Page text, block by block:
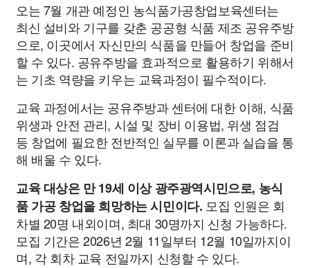
오는 7월 개관 예정인 농식품가공창업보육센터는
최신 설비와 기구를 갖춘 공공형 식품 제조 공유주방
으로, 이곳에서 자신만의 식품을 만들어 창업을 준비
할 수 있다. 공유주방을 효과적으로 활용하기 위해서
는 기초 역량을 키우는 교육과정이 필수적이다.
교육 과정에서는 공유주방과 센터에 대한 이해, 식품
위생과 안전 관리, 시설 및 장비 이용법, 위생 점검
등 창업에 필요한 전반적인 실무를 이론과 실습을 통
해 배울 수 있다.
교육 대상은 만 19세 이상 광주광역시민으로, 농식
품 가공 창업을 희망하는 시민이다. 모집 인원은 회
차별 20명 내외이며, 최대 30명까지 신청 가능하다.
모집 기간은 2026년 2월 11일부터 12월 10일까지이
며, 각 회차 교육 전일까지 신청할 수 있다.